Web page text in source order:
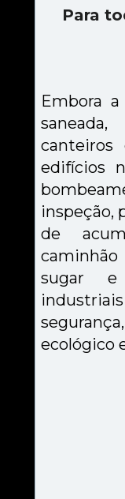
Para
Embora
canteiros
edifícios
inspeção,
de
sugar e
ecológico